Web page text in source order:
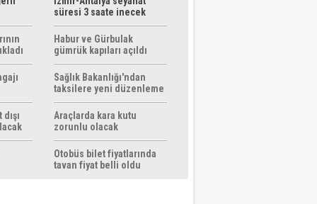
süresi 3 saate inecek
Habur ve Gürbulak
gümrük kapıları açıldı
Sağlık Bakanlığı'ndan
taksilere yeni düzenleme
Araçlarda kara kutu
zorunlu olacak
Otobüs bilet fiyatlarında
tavan fiyat belli oldu